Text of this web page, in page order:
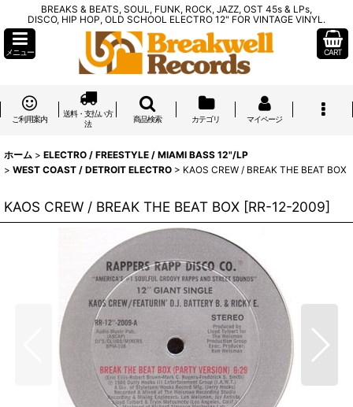
BREAKS & BEATS, SOUL, FUNK, ROCK, JAZZ, OST 45s & LPs,
DISCO, HIP HOP, OLD SCHOOL ELECTRO 12" FOR VINTAGE VINYL.
メニュー CART
ご利用案内
送料・支払い方
法
商品検索 カテゴリ マイページ
ホーム > ELECTRO / FREESTYLE / MIAMI BASS 12"/LP
> WEST COAST / DETROIT ELECTRO > KAOS CREW / BREAK THE BEAT BOX
KAOS CREW / BREAK THE BEAT BOX [RR-12-2009]